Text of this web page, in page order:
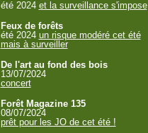
été 2024 et la surveillance s'impose
Feux de forêts
été 2024 un risque modéré cet été
mais à surveiller
De l'art au fond des bois
13/07/2024
concert
Forêt Magazine 135
08/07/2024
prêt pour les JO de cet été !